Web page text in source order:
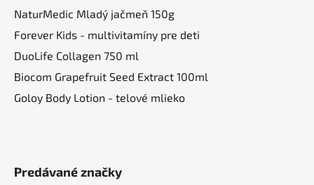
NaturMedic Mladý jačmeň 150g
Forever Kids - multivitamíny pre deti
DuoLife Collagen 750 ml
Biocom Grapefruit Seed Extract 100ml
Goloy Body Lotion - telové mlieko
Predávané značky